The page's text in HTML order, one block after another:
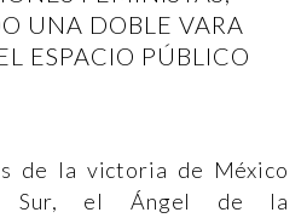
UNA DOBLE VARA
ESPACIO PÚBLICO
de la victoria de México
Sur, el Ángel de la